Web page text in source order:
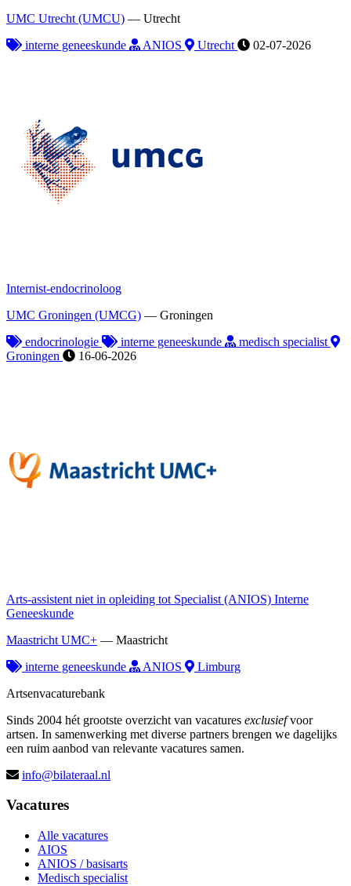
UMC Utrecht (UMCU) — Utrecht
interne geneeskunde
ANIOS Utrecht 02-07-2026
Internist-endocrinoloog
UMC Groningen (UMCG) — Groningen
endocrinologie
interne geneeskunde
medisch specialist
Groningen
16-06-2026
Arts-assistent niet in opleiding tot Specialist (ANIOS) Interne
Geneeskunde
Maastricht UMC+ — Maastricht
interne geneeskunde
ANIOS
Limburg
Artsenvacaturebank
Sinds 2004 hét grootste overzicht van vacatures exclusiefvoor
artsen. In samenwerking met diverse partners brengen we dagelijks
een ruim aanbod van relevante vacatures samen.
info@bilateraal.nl
Vacatures
Alle vacatures
AIOS
ANIOS / basisarts
Medisch specialist